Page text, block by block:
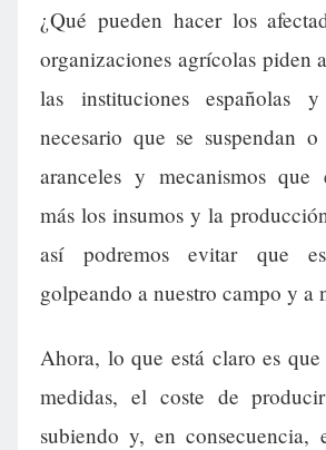
¿Qué pueden hacer los
organizaciones agrícolas piden
las instituciones españolas
necesario que se suspendan
aranceles y mecanismos que
más los insumos y la
así podremos evitar que
golpeando a nuestro campo y a
Ahora, lo que está claro es
medidas, el coste de
subiendo y, en